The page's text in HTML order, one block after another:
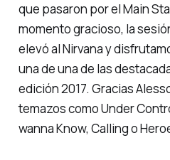
que pasaron por el Main
momentogracioso, la
elevó al Nirvana y
una de una de las
edición 2017. Gracias
temazos comoUnder
wanna Know, Calling o